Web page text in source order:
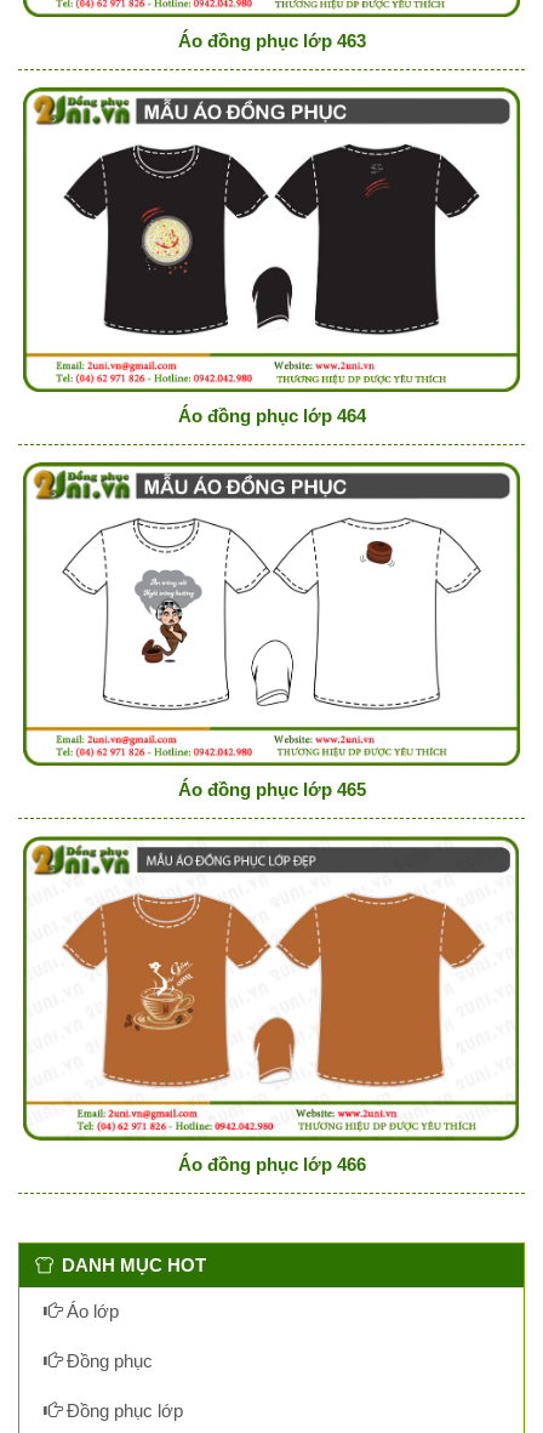
Áo đồng phục lớp 463
Áo đồng phục lớp 464
Áo đồng phục lớp 465
Áo đồng phục lớp 466
DANH MỤC HOT
Áo lớp
Đồng phục
Đồng phục lớp